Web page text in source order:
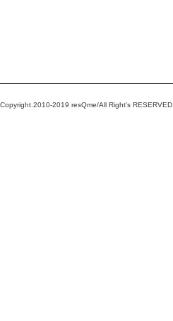
Copyright.2010-2019 resQme/All Right's RESERVED